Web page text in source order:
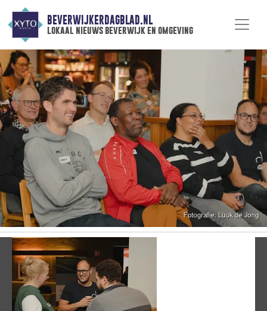
BEVERWIJKERDAGBLAD.NL
lokaal nieuws beverwijk en omgeving
Vorige